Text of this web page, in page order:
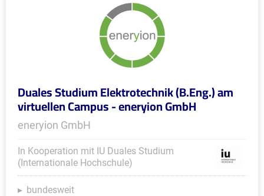
Duales Studium Elektrotechnik (B.Eng.) am
virtuellen Campus - eneryion GmbH
eneryion GmbH
In Kooperation mit IU Duales Studium
(Internationale Hochschule)
bundesweit